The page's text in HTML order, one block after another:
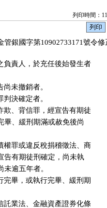
列印時間：
管銀國字第10902733171號令修
負責人，於充任後始發生者
未撤銷者。
決確定者。
欺、背信罪，經宣告有期徒
畢、緩刑期滿或赦免後尚
權罪或違反稅捐稽徵法、商
告有期徒刑確定，尚未執
未逾五年者。
完畢，或執行完畢、緩刑期
託業法、金融資產證券化條